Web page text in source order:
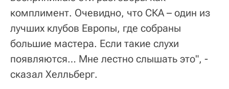
комплимент. Очевидно, что СКА – один из
лучших клубов Европы, где собраны
большие мастера. Если такие слухи
появляются… Мне лестно слышать это", -
сказал Хелльберг.